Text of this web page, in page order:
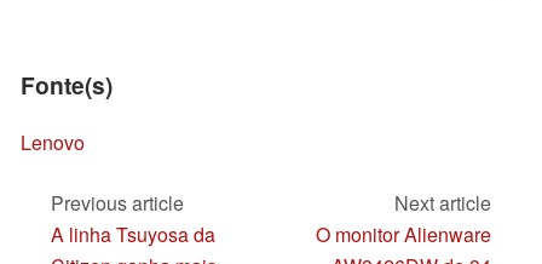
Fonte(s)
Lenovo
Previous article
A linha Tsuyosa da
Next article
O monitor Alienware